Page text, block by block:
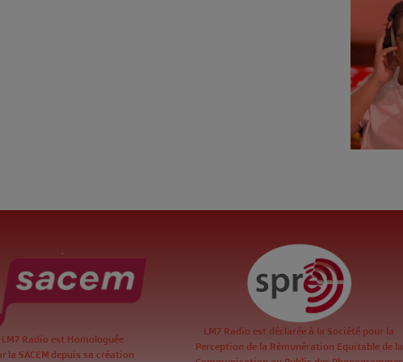
LM7 Radio est Homologuée
la SACEM depuis sa création
LM7 Radio est déclarée à la Société pour la
Perception de la Rémunération Equitable de la